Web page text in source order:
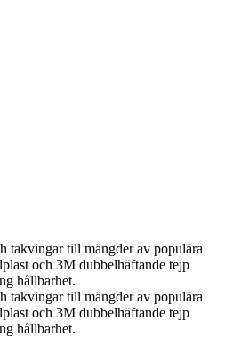
takvingar till mängder av populära
och 3M dubbelhäftande tejp
hållbarhet.
takvingar till mängder av populära
och 3M dubbelhäftande tejp
hållbarhet.